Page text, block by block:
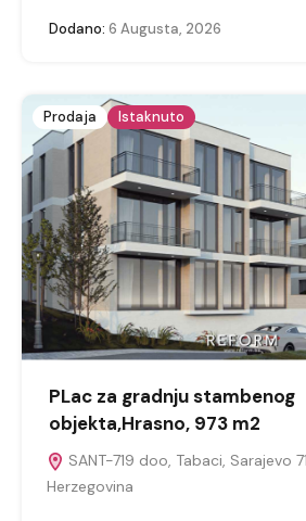
Dodano: 6 Augusta, 2026
Prodaja Istaknuto
PLac za gradnju stambenog
objekta,Hrasno, 973 m2
SANT-719 doo, Tabaci, Sarajevo
Herzegovina